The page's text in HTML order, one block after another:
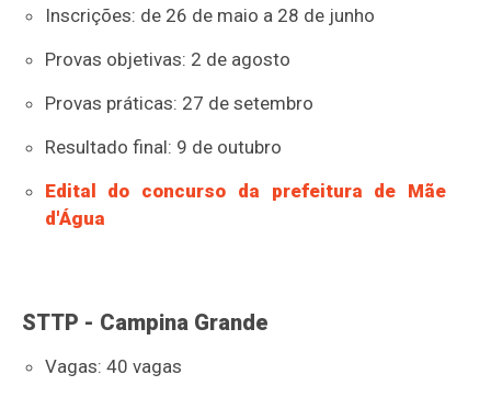
Inscrições: de 26 de maio a 28 de junho
Provas objetivas: 2 de agosto
Provas práticas: 27 de setembro
Resultado final: 9 de outubro
Edital do concurso da prefeitura de Mãe
d'Água
STTP - Campina Grande
Vagas: 40 vagas